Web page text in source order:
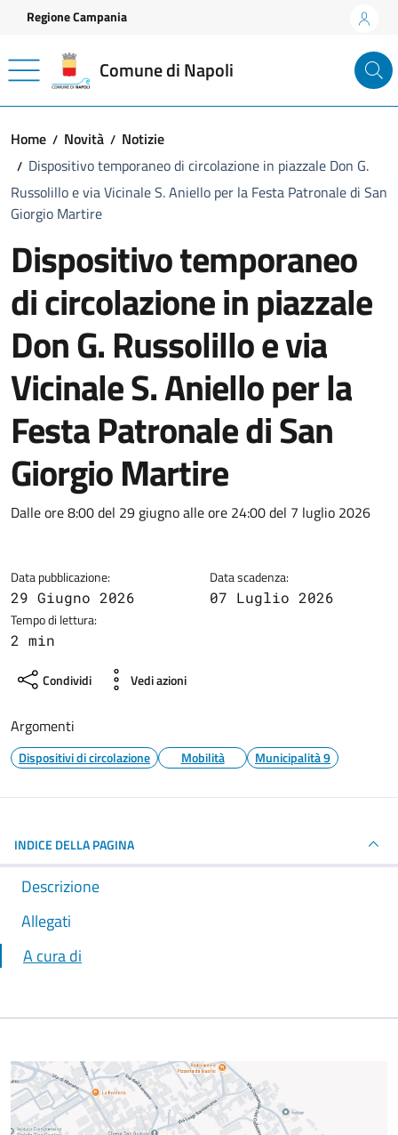
Vai ai contenuti
Vai al footer
Regione Campania
Comune di Napoli
Home Novità
Notizie
Dispositivo temporaneo di circolazione in piazzale Don G.
Russolillo e via Vicinale S. Aniello per la Festa Patronale di San
Giorgio Martire
Dispositivo temporaneo
di circolazione in piazzale
Don G. Russolillo e via
Vicinale S. Aniello per la
Festa Patronale di San
Giorgio Martire
Dettagli della notizia
Dalle ore 8:00 del 29 giugno alle ore 24:00 del 7 luglio 2026
Data pubblicazione:
29 Giugno 2026
Data scadenza:
07 Luglio 2026
Tempo di lettura:
2 min
Condividi Vedi azioni
Argomenti
Dispositivi di circolazione Mobilità Municipalità 9
INDICE DELLA PAGINA
Descrizione
Allegati
A cura di